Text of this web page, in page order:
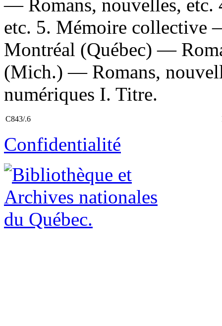
— Romans, nouvelles, etc.
etc. 5. Mémoire collective
Montréal (Québec) —
(Mich.) — Romans,
numériques I. Titre.
C843/.6
Confidentialité